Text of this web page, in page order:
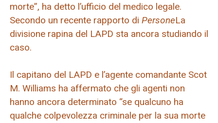
morte”, ha detto l’ufficio del medico legale.
Secondo un recente rapporto di PersoneLa
divisione rapina del LAPD sta ancora studiando il
caso.
Il capitano del LAPD e l’agente comandante Scot
M. Williams ha affermato che gli agenti non
hanno ancora determinato “se qualcuno ha
qualche colpevolezza criminale per la sua morte